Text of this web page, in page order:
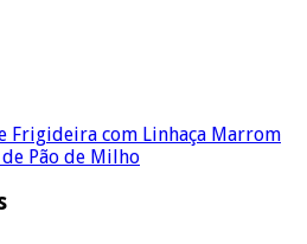
Frigideira com Linhaça Marrom
Pão de Milho